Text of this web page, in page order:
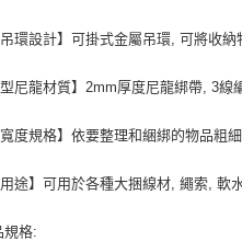
吊環設計】可掛式金屬吊環, 可將收
型尼龍材質】2mm厚度尼龍綁帶, 3線
寬度規格】依要整理和綑綁的物品粗
用途】可用於各種大捆線材, 繩索, 軟
格: